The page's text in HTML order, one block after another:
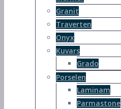
Granit
Traverten
Onyx
Kuvars
Grado
Porselen
Laminam
Parmastone